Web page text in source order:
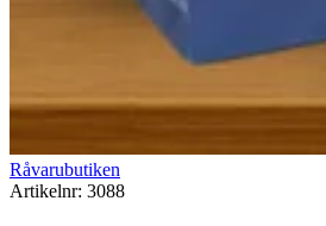
Råvarubutiken
Artikelnr: 3088